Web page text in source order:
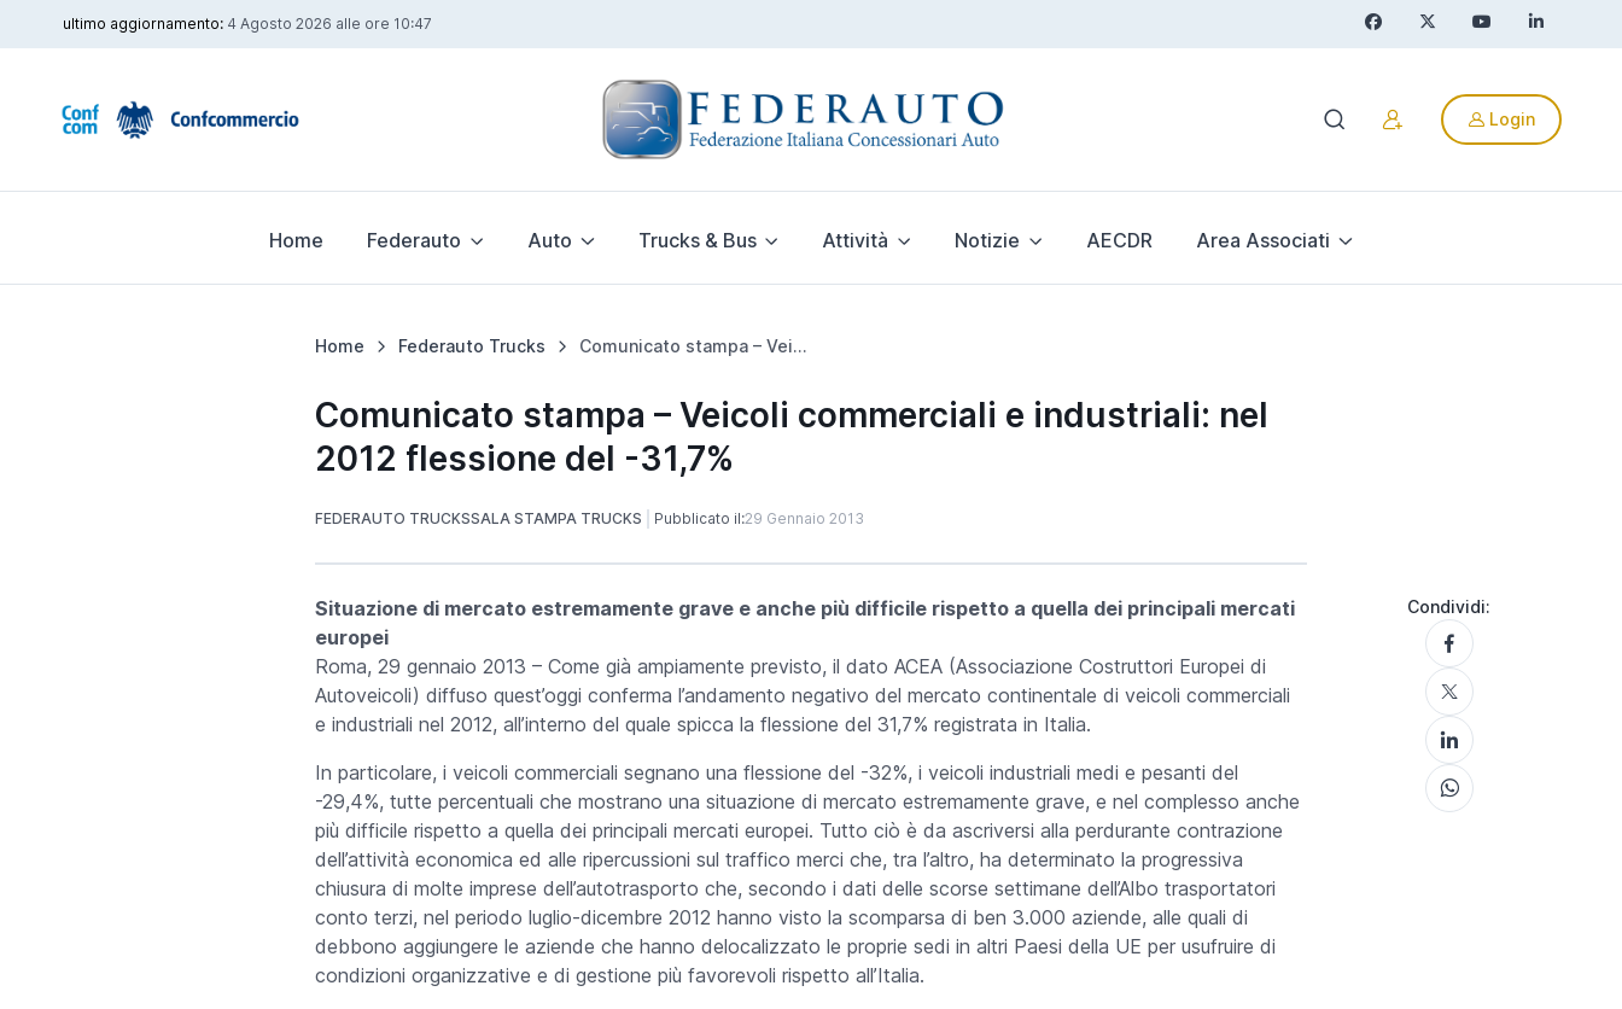
ultimo aggiornamento: 4 Agosto 2026 alle ore 10:47
Login
Home Federauto Auto Trucks & Bus Attività Notizie AECDR Area Associati
Home Federauto Trucks Comunicato stampa – Veicoli commerciali e industriali: nel 2012 flessione del -31,7%
Comunicato stampa – Veicoli commerciali e industriali: nel
2012 flessione del -31,7%
FEDERAUTO TRUCKSSALA STAMPA TRUCKS Pubblicato il:29 Gennaio 2013
Situazione di mercato estremamente grave e anche più difficile rispetto a quella dei principali mercati
europei
Roma, 29 gennaio 2013 – Come già ampiamente previsto, il dato ACEA (Associazione Costruttori Europei di
Autoveicoli) diffuso quest’oggi conferma l’andamento negativo del mercato continentale di veicoli commerciali
e industriali nel 2012, all’interno del quale spicca la flessione del 31,7% registrata in Italia.
In particolare, i veicoli commerciali segnano una flessione del -32%, i veicoli industriali medi e pesanti del
-29,4%, tutte percentuali che mostrano una situazione di mercato estremamente grave, e nel complesso anche
più difficile rispetto a quella dei principali mercati europei. Tutto ciò è da ascriversi alla perdurante contrazione
dell’attività economica ed alle ripercussioni sul traffico merci che, tra l’altro, ha determinato la progressiva
chiusura di molte imprese dell’autotrasporto che, secondo i dati delle scorse settimane dell’Albo trasportatori
conto terzi, nel periodo luglio-dicembre 2012 hanno visto la scomparsa di ben 3.000 aziende, alle quali di
debbono aggiungere le aziende che hanno delocalizzato le proprie sedi in altri Paesi della UE per usufruire di
condizioni organizzative e di gestione più favorevoli rispetto all’Italia.
Condividi: